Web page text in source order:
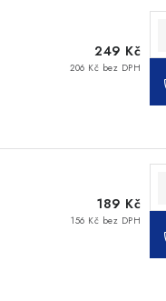
249 Kč
206 Kč bez DPH
189 Kč
156 Kč bez DPH